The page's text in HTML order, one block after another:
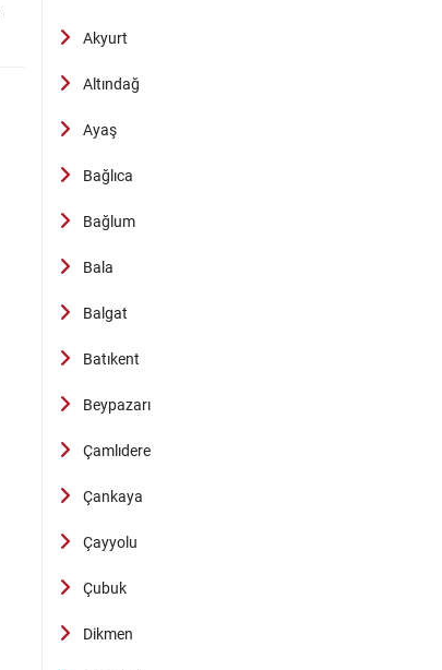
Akyurt
Altındağ
Ayaş
Bağlıca
Bağlum
Bala
Balgat
Batıkent
Beypazarı
Çamlıdere
Çankaya
Çayyolu
Çubuk
Dikmen